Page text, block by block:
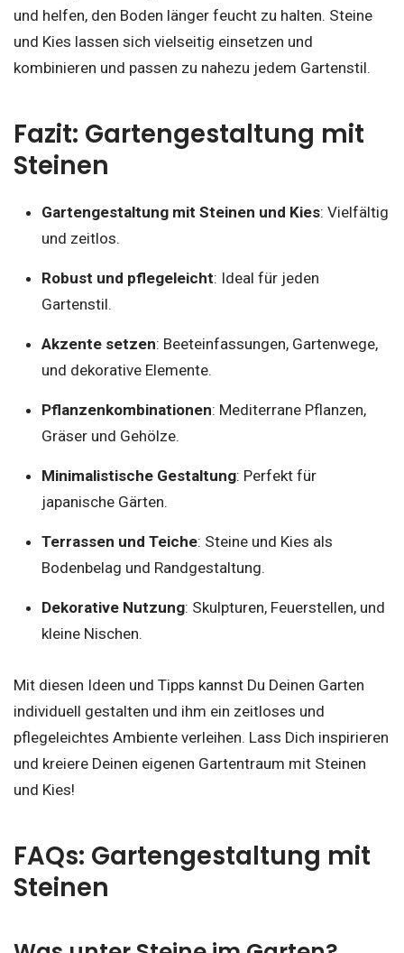
und helfen, den Boden länger feucht zu halten. Steine
und Kies lassen sich vielseitig einsetzen und
kombinieren und passen zu nahezu jedem Gartenstil.
Fazit: Gartengestaltung mit
Steinen
Gartengestaltung mit Steinen und Kies: Vielfältig
und zeitlos.
Robust und pflegeleicht: Ideal für jeden
Gartenstil.
Akzente setzen: Beeteinfassungen, Gartenwege,
und dekorative Elemente.
Pflanzenkombinationen: Mediterrane Pflanzen,
Gräser und Gehölze.
Minimalistische Gestaltung: Perfekt für
japanische Gärten.
Terrassen und Teiche: Steine und Kies als
Bodenbelag und Randgestaltung.
Dekorative Nutzung: Skulpturen, Feuerstellen, und
kleine Nischen.
Mit diesen Ideen und Tipps kannst Du Deinen Garten
individuell gestalten und ihm ein zeitloses und
pflegeleichtes Ambiente verleihen. Lass Dich inspirieren
und kreiere Deinen eigenen Gartentraum mit Steinen
und Kies!
FAQs: Gartengestaltung mit
Steinen